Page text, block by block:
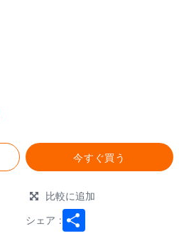
今すぐ買う
比較に追加
シェア :